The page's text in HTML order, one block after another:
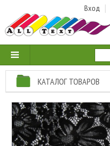
Вход
КАТАЛОГ ТОВАРОВ